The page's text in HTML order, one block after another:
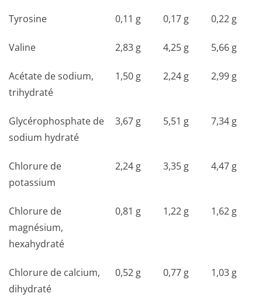
Tyrosine 0,11 g 0,17 g 0,22 g
Valine 2,83 g 4,25 g 5,66 g
Acétate de sodium,
trihydraté
1,50 g 2,24 g 2,99 g
Glycérophosphate de
sodium hydraté
3,67 g 5,51 g 7,34 g
Chlorure de
potassium
2,24 g 3,35 g 4,47 g
Chlorure de
magnésium,
hexahydraté
0,81 g 1,22 g 1,62 g
Chlorure de calcium,
dihydraté
0,52 g 0,77 g 1,03 g